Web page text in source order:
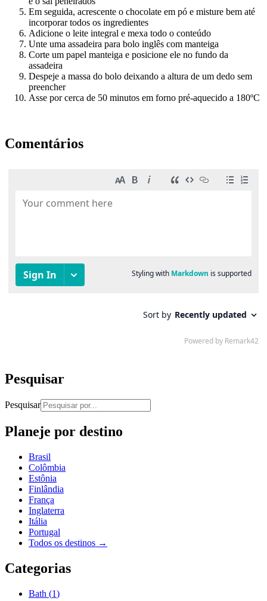
Em seguida, acrescente o chocolate em pó e misture bem até
incorporar todos os ingredientes
Adicione o leite integral e mexa todo o conteúdo
Unte uma assadeira para bolo inglês com manteiga
Corte um papel manteiga e posicione ele no fundo da
assadeira
Despeje a massa do bolo deixando a altura de um dedo sem
preencher
Asse por cerca de 50 minutos em forno pré-aquecido a 180ºC
Comentários
Pesquisar
Pesquisar
Planeje por destino
Brasil
Colômbia
Estônia
Finlândia
França
Inglaterra
Itália
Portugal
Todos os destinos →
Categorias
Bath (1)